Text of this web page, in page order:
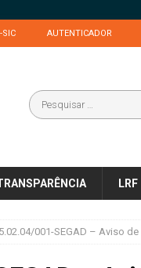
SIC AUTENTICADOR
LRF
001-SEGAD – Aviso